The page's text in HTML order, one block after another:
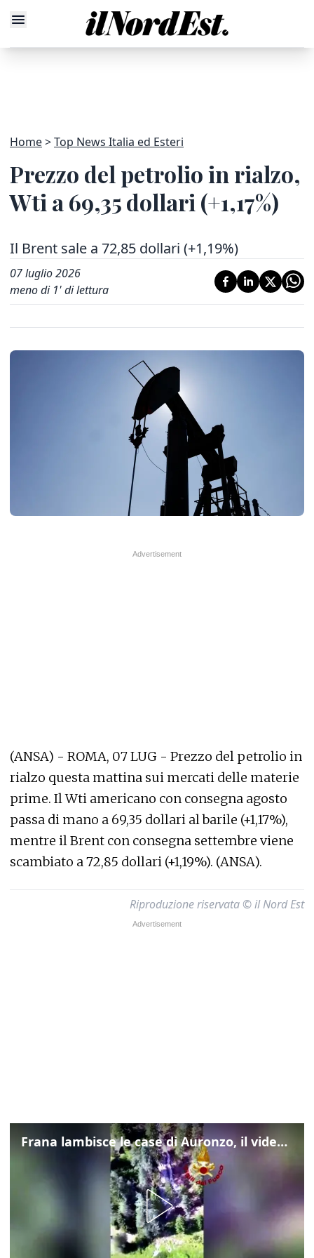
Home Top News Italia ed Esteri
Prezzo del petrolio in rialzo,
Wti a 69,35 dollari (+1,17%)
Il Brent sale a 72,85 dollari (+1,19%)
07 luglio 2026
meno di 1' di lettura
(ANSA) - ROMA, 07 LUG - Prezzo del petrolio in
rialzo questa mattina sui mercati delle materie
prime. Il Wti americano con consegna agosto
passa di mano a 69,35 dollari al barile (+1,17%),
mentre il Brent con consegna settembre viene
scambiato a 72,85 dollari (+1,19%). (ANSA).
Riproduzione riservata © il Nord Est
Frana lambisce le case di Auronzo, il video dall'elicottero dei vigili del fuoco